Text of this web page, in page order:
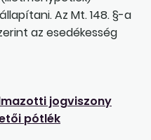
Az Mt. 148. §-a
az esedékesség
jogviszony
pótlék